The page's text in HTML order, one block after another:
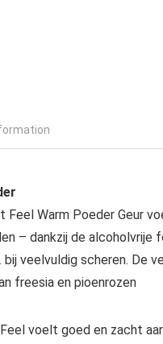
Feel Warm Poeder Geur
– dankzij de
bij veelvuldig scheren. De
freesia en pioenrozen
voelt goed en zacht